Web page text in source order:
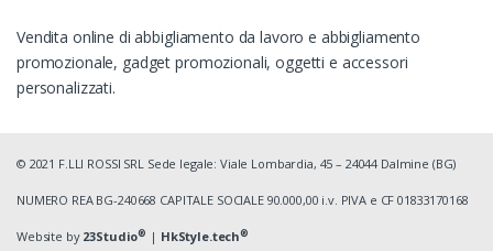
Vendita online di abbigliamento da lavoro e abbigliamento
promozionale, gadget promozionali, oggetti e accessori
personalizzati.
© 2021 F.LLI ROSSI SRL Sede legale: Viale Lombardia, 45 – 24044 Dalmine (BG)
NUMERO REA BG-240668 CAPITALE SOCIALE 90.000,00 i.v. PIVA e CF 01833170168
Website by 23Studio® | HkStyle.tech®